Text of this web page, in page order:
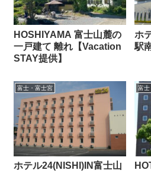
HOSHIYAMA 富士山麓の
一戸建て 離れ【Vacation
STAY提供】
ホ
駅
富士・富士宮
ホテル24(NISHI)IN富士山
富士